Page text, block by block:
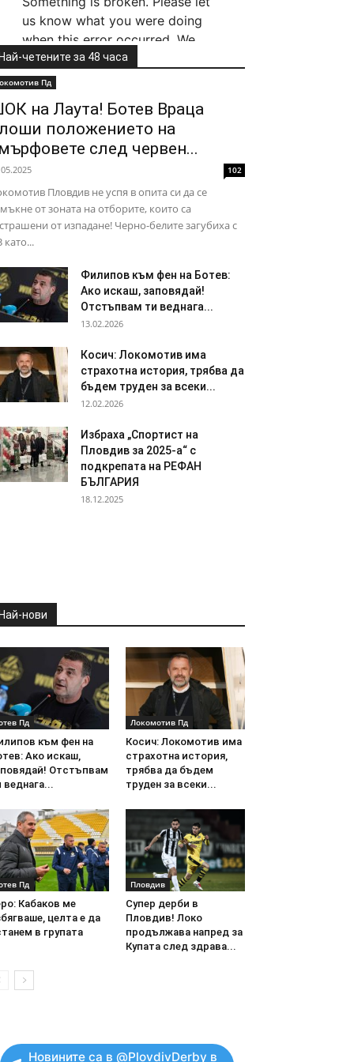
четените за 48 часа
Пд
на Лаута! Ботев Враца
положението на
след червен...
102
Пловдив не успя в опита си да се
от зоната на отборите, които са
от изпадане! Черно-белите загубиха с
като...
Филипов към фен на Ботев:
Ако искаш, заповядай!
Отстъпвам ти веднага...
13.02.2026
Косич: Локомотив има
страхотна история, трябва да
бъдем труден за всеки...
12.02.2026
Избраха „Спортист на
Пловдив за 2025-а“ с
подкрепата на РЕФАН
БЪЛГАРИЯ
18.12.2025
нови
Пд
към фен на
Ако искаш,
Отстъпвам
веднага...
Локомотив Пд
Косич: Локомотив има
страхотна история,
трябва да бъдем
труден за всеки...
Пд
Кабаков ме
целта е да
в групата
Пловдив
Супер дерби в
Пловдив! Локо
продължава напред за
Купата след здрава...
Новините са в @PlovdivDerby в